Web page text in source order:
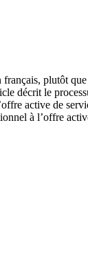
plutôt
décrit le
active de
à l’offre